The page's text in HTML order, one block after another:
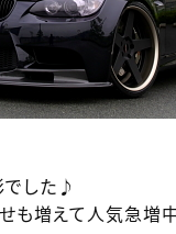
した♪
も増えて人気急増